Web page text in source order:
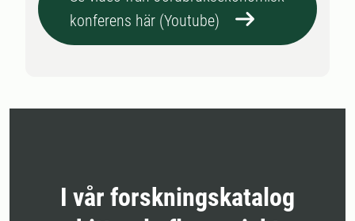
konferens här (Youtube)
I vår forskningskatalog